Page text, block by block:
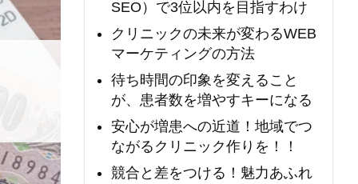
SEO）で3位以内を目指すわけ
クリニックの未来が変わるWEB
マーケティングの方法
待ち時間の印象を変えること
が、患者数を増やすキーになる
安心が増患への近道！地域でつ
ながるクリニック作りを！！
競合と差をつける！魅力あふれ